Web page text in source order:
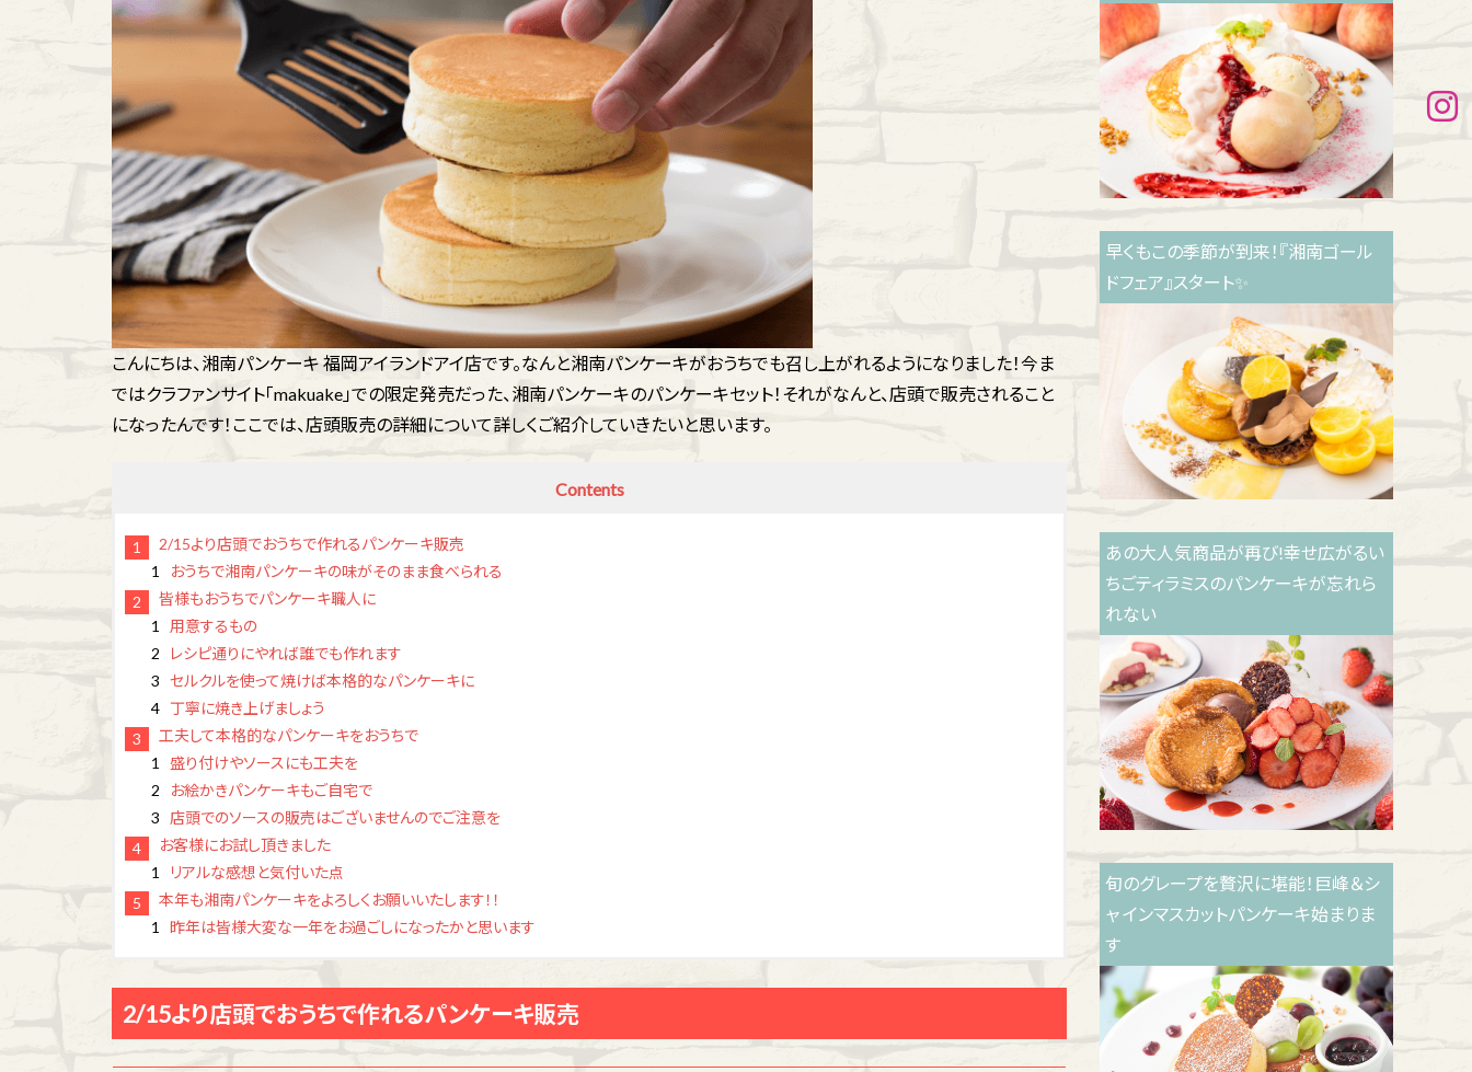
こんにちは、湘南パンケーキ 福岡アイランドアイ店です。なんと湘南パンケーキがおうちでも召し上がれるようになりました！今ま
ではクラファンサイト「makuake」での限定発売だった、湘南パンケーキのパンケーキセット！それがなんと、店頭で販売されること
になったんです！ここでは、店頭販売の詳細について詳しくご紹介していきたいと思います。
Contents
2/15より店頭でおうちで作れるパンケーキ販売
おうちで湘南パンケーキの味がそのまま食べられる
皆様もおうちでパンケーキ職人に
用意するもの
レシピ通りにやれば誰でも作れます
セルクルを使って焼けば本格的なパンケーキに
丁寧に焼き上げましょう
工夫して本格的なパンケーキをおうちで
盛り付けやソースにも工夫を
お絵かきパンケーキもご自宅で
店頭でのソースの販売はございませんのでご注意を
お客様にお試し頂きました
リアルな感想と気付いた点
本年も湘南パンケーキをよろしくお願いいたします！！
昨年は皆様大変な一年をお過ごしになったかと思います
2/15より店頭でおうちで作れるパンケーキ販売
早くもこの季節が到来！『湘南ゴール
ドフェア』スタート✨
あの大人気商品が再び!幸せ広がるい
ちごティラミスのパンケーキが忘れら
れない
旬のグレープを贅沢に堪能！巨峰＆シ
ャ インマスカットパンケーキ始まりま
す